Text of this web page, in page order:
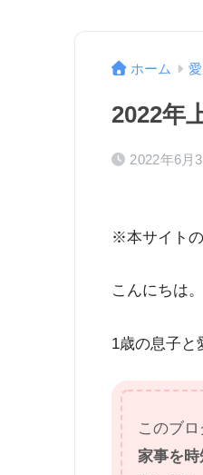
ホーム
2022年
2022年6月
※本サイトの
こんにちは。
1歳の息子と
このブロ
家事を時